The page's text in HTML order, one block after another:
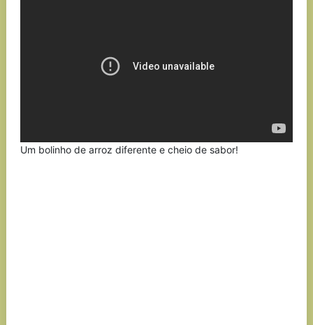
Um bolinho de arroz diferente e cheio de sabor!